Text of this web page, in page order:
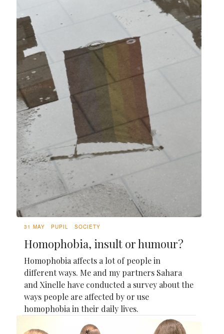
31 MAY PUPIL SOCIETY
Homophobia, insult or humour?
Homophobia affects a lot of people in
different ways. Me and my partners Sahara
and Xinelle have conducted a survey about the
ways people are affected by or use
homophobia in their daily lives.